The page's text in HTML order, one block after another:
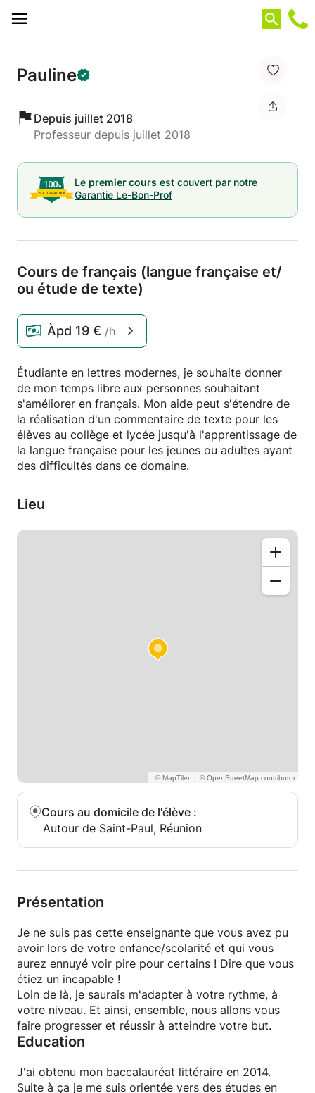
Pauline
Depuis juillet 2018
Professeur depuis juillet 2018
Le premier cours est couvert par notre
Garantie Le-Bon-Prof
Cours de français (langue française et/
ou étude de texte)
Àpd 19 € /h
Étudiante en lettres modernes, je souhaite donner
de mon temps libre aux personnes souhaitant
s'améliorer en français. Mon aide peut s'étendre de
la réalisation d'un commentaire de texte pour les
élèves au collège et lycée jusqu'à l'apprentissage de
la langue française pour les jeunes ou adultes ayant
des difficultés dans ce domaine.
Lieu
|
Cours au domicile de l'élève :
Autour de Saint-Paul, Réunion
Présentation
Je ne suis pas cette enseignante que vous avez pu
avoir lors de votre enfance/scolarité et qui vous
aurez ennuyé voir pire pour certains ! Dire que vous
étiez un incapable !
Loin de là, je saurais m'adapter à votre rythme, à
votre niveau. Et ainsi, ensemble, nous allons vous
faire progresser et réussir à atteindre votre but.
Education
J'ai obtenu mon baccalauréat littéraire en 2014.
Suite à ça je me suis orientée vers des études en